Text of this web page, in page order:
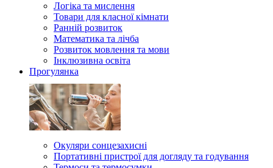
Логіка та мислення
Товари для класної кімнати
Ранній розвиток
Математика та лічба
Розвиток мовлення та мови
Інклюзивна освіта
Прогулянка
Окуляри сонцезахисні
Портативні пристрої для догляду та годування